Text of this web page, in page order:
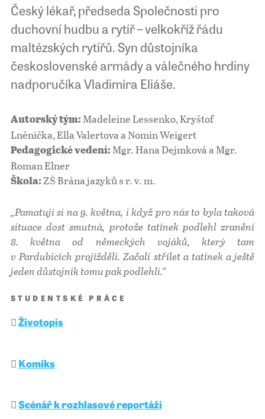
Český lékař, předseda Společnosti pro
duchovní hudbu a rytíř – velkokříž řádu
maltézských rytířů. Syn důstojníka
československé armády a válečného hrdiny
nadporučíka Vladimíra Eliáše.
Autorský tým: Madeleine Lessenko, Kryštof
Lněnička, Ella Valertova a Nomin Weigert
Pedagogické vedení: Mgr. Hana Dejmková a Mgr.
Roman Elner
Škola: ZŠ Brána jazyků s r. v. m.
„Pamatuji si na 9. května, i když pro nás to byla taková
situace dost smutná, protože tatínek podlehl zranění
8. května od německých vojáků, který tam
v Pardubicích projížděli. Začali střílet a tatínek a ještě
jeden důstojník tomu pak podlehli.“
STUDENTSKÉ PRÁCE
Životopis
Komiks
Scénář k rozhlasové reportáži